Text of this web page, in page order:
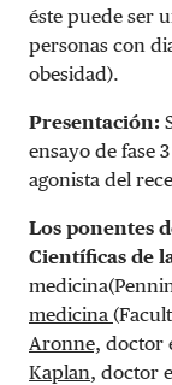
éste puede ser
personas con
obesidad).
Presentación:
ensayo de fase
agonista del
Los ponentes
Científicas de
medicina
Aronne, doctor
Kaplan, doctor